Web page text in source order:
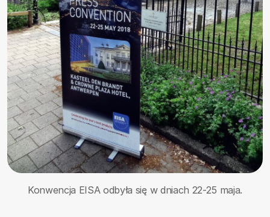
Konwencja EISA odbyła się w dniach 22-25 maja.